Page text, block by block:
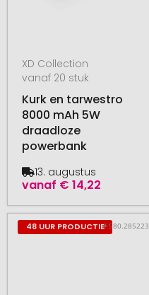
XD Collection
vanaf 20 stuk
Kurk en tarwestro
8000 mAh 5W
draadloze
powerbank
vanaf € 14,22
13. augustus
48 UUR PRODUCTIE# 580.285223